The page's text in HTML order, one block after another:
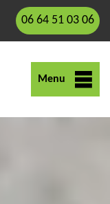
06 64 51 03 06
Menu